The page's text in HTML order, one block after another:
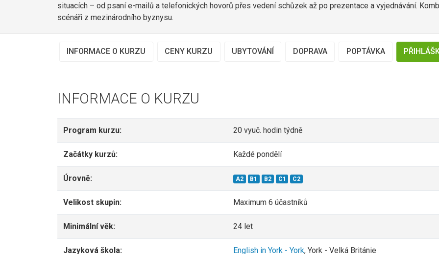
situacích – od psaní e-mailů a telefonických hovorů přes vedení schůzek až po prezentace a vyjednávání.
scénáři z mezinárodního byznysu.
INFORMACE O KURZU CENY KURZU UBYTOVÁNÍ DOPRAVA POPTÁVKA
INFORMACE O KURZU
Program kurzu: 20 vyuč. hodin týdně
Začátky kurzů: Každé pondělí
Úrovně: A2 B1 B2 C1 C2
Velikost skupin: Maximum 6 účastníků
Minimální věk: 24 let
Jazyková škola: English in York - York, York - Velká Británie